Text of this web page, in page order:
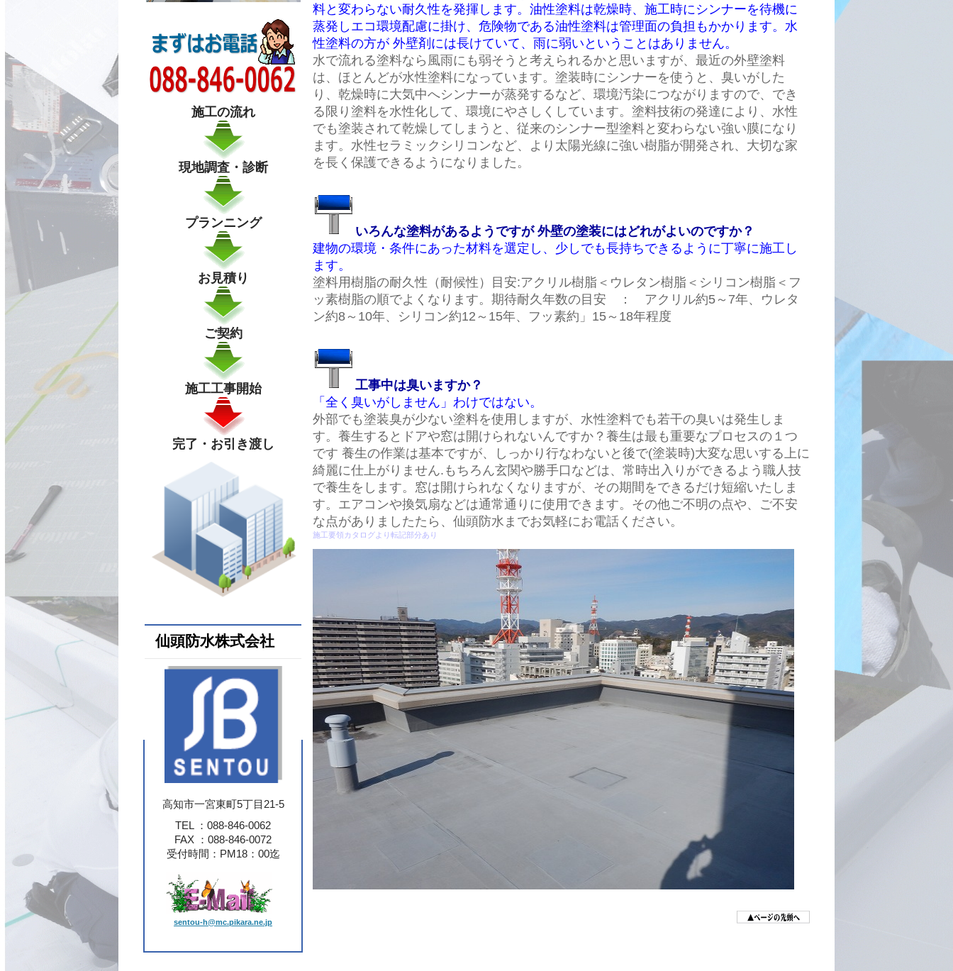
料と変わらない耐久性を発揮します。油性塗料は乾燥時、施工時にシンナーを待機に
蒸発しエコ環境配慮に掛け、危険物である油性塗料は管理面の負担もかかります。水
性塗料の方が 外壁剤には長けていて、雨に弱いということはありません。
水で流れる塗料なら風雨にも弱そうと考えられるかと思いますが、最近の外壁塗料
は、ほとんどが水性塗料になっています。塗装時にシンナーを使うと、臭いがした
り、乾燥時に大気中へシンナーが蒸発するなど、環境汚染につながりますので、でき
る限り塗料を水性化して、環境にやさしくしています。塗料技術の発達により、水性
でも塗装されて乾燥してしまうと、従来のシンナー型塗料と変わらない強い膜になり
ます。水性セラミックシリコンなど、より太陽光線に強い樹脂が開発され、大切な家
を長く保護できるようになりました。
いろんな塗料があるようですが 外壁の塗装にはどれがよいのですか？
建物の環境・条件にあった材料を選定し、少しでも長持ちできるように丁寧に施工し
ます。
塗料用樹脂の耐久性（耐候性）目安:アクリル樹脂＜ウレタン樹脂＜シリコン樹脂＜フ
ッ素樹脂の順でよくなります。期待耐久年数の目安 ： アクリル約5～7年、ウレタ
ン約8～10年、シリコン約12～15年、フッ素約」15～18年程度
工事中は臭いますか？
「全く臭いがしません」わけではない。
外部でも塗装臭が少ない塗料を使用しますが、水性塗料でも若干の臭いは発生しま
す。養生するとドアや窓は開けられないんですか？養生は最も重要なプロセスの１つ
です 養生の作業は基本ですが、しっかり行なわないと後で(塗装時)大変な思いする上に
綺麗に仕上がりません.もちろん玄関や勝手口などは、常時出入りができるよう職人技
で養生をします。窓は開けられなくなりますが、その期間をできるだけ短縮いたしま
す。エアコンや換気扇などは通常通りに使用できます。その他ご不明の点や、ご不安
な点がありましたたら、仙頭防水までお気軽にお電話ください。
施工要領カタログより転記部分あり
施工の流れ
現地調査・診断
プランニング
お見積り
ご契約
施工工事開始
完了・お引き渡し
仙頭防水株式会社
高知市一宮東町5丁目21-5
TEL ：088-846-0062
FAX ：088-846-0072
受付時間：PM18：00迄
sentou-h@mc.pikara.ne.jp